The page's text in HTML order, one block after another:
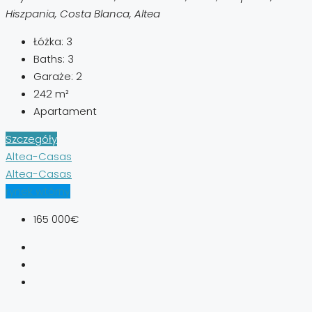
Hiszpania, Costa Blanca, Altea
Łóżka: 3
Baths: 3
Garaże: 2
242m²
Apartament
Szczegóły
Altea-Casas
Altea-Casas
rynek wtórny
165 000€